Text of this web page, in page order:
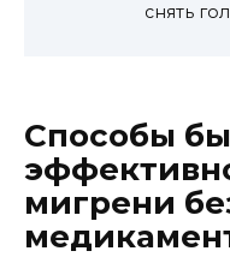
снять
Способы
мигрени